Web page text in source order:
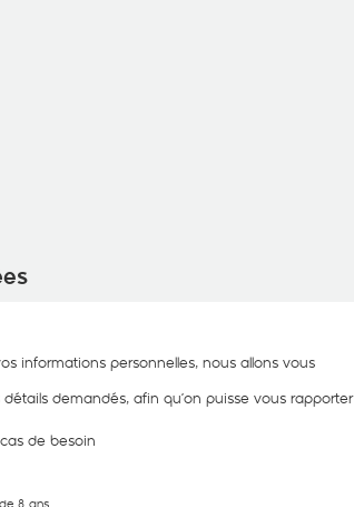
informations personnelles, nous allons vous
demandés, afin qu’on puisse vous rapporter
de besoin
8 ans